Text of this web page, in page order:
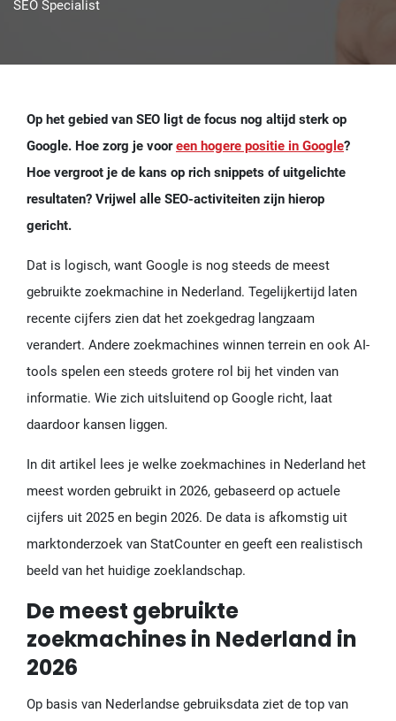
SEO Specialist
Op het gebied van SEO ligt de focus nog altijd sterk op
Google. Hoe zorg je vooreen hogere positie in Google?
Hoe vergroot je de kans op rich snippets of uitgelichte
resultaten? Vrijwel alle SEO-activiteiten zijn hierop
gericht.
Dat is logisch, want Google is nog steeds de meest
gebruikte zoekmachine in Nederland. Tegelijkertijd laten
recente cijfers zien dat het zoekgedrag langzaam
verandert. Andere zoekmachines winnen terrein en ook AI-
tools spelen een steeds grotere rol bij het vinden van
informatie. Wie zich uitsluitend op Google richt, laat
daardoor kansen liggen.
In dit artikel lees je welke zoekmachines in Nederland het
meest worden gebruikt in 2026, gebaseerd op actuele
cijfers uit 2025 en begin 2026. De data is afkomstig uit
marktonderzoek van StatCounter en geeft een realistisch
beeld van het huidige zoeklandschap.
De meest gebruikte
zoekmachines in Nederland in
2026
Op basis van Nederlandse gebruiksdata ziet de top van